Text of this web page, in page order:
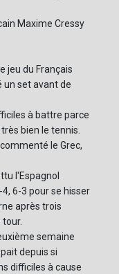
Maxime Cressy
jeu du Français
un set avant de
à battre parce
bien le tennis.
le Grec,
l'Espagnol
6-3 pour se hisser
après trois
semaine
depuis si
difficiles à cause